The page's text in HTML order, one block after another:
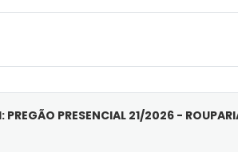
PRESENCIAL 21/2026 -